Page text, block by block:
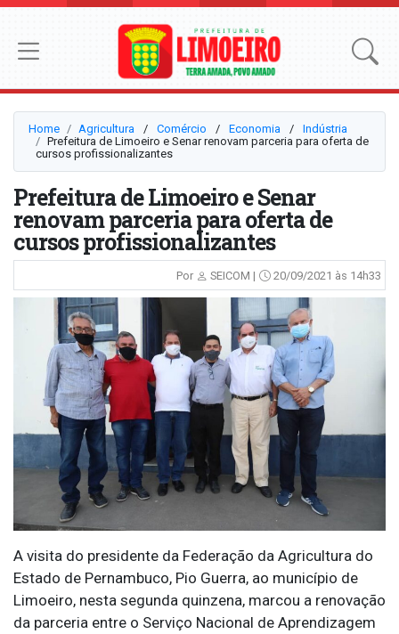
Home Agricultura ⠀/⠀ Comércio ⠀/⠀ Economia ⠀/⠀ Indústria
Prefeitura de Limoeiro e Senar renovam parceria para oferta de
cursos profissionalizantes
Prefeitura de Limoeiro e Senar
renovam parceria para oferta de
cursos profissionalizantes
Por SEICOM | 20/09/2021 às 14h33
A visita do presidente da Federação da Agricultura do
Estado de Pernambuco, Pio Guerra, ao município de
Limoeiro, nesta segunda quinzena, marcou a renovação
da parceria entre o Serviço Nacional de Aprendizagem